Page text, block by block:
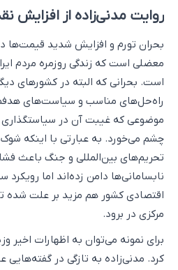
روایت مدنی‌زاده از افزایش
بحران تورم و افزایش شدید قیمت‌ها
معضلی است که زندگی روزمره مردم
است. بحرانی که البته در کشورهای
راه‌حل‌های مناسب و سیاست‌های
موضوعی که غیبت آن در سیاستگذاری
چشم می‌خورد. به عبارتی با اینکه
تحریم‌های بین‌المللی و جنگ باعث
نابسامانی‌ها دامن زده‌اند اما رویکرد
اقتصادی کشور هم مزید بر علت شده
مرکزی در برود.
برای نمونه می‌توان به اظهارات اخیر
کرد. مدنی‌زاده به تازگی در گفته‌هایی